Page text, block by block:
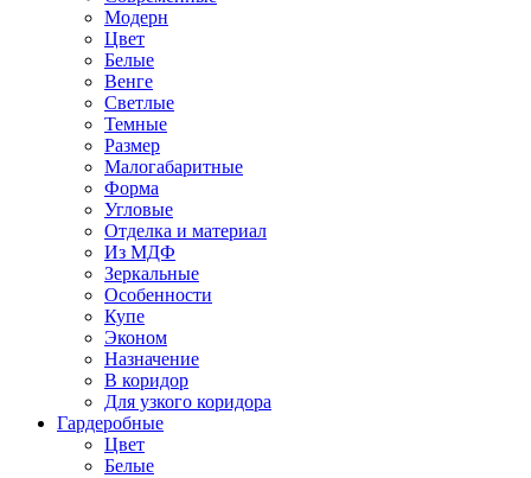
Модерн
Цвет
Белые
Венге
Светлые
Темные
Размер
Малогабаритные
Форма
Угловые
Отделка и материал
Из МДФ
Зеркальные
Особенности
Купе
Эконом
Назначение
В коридор
Для узкого коридора
Гардеробные
Цвет
Белые